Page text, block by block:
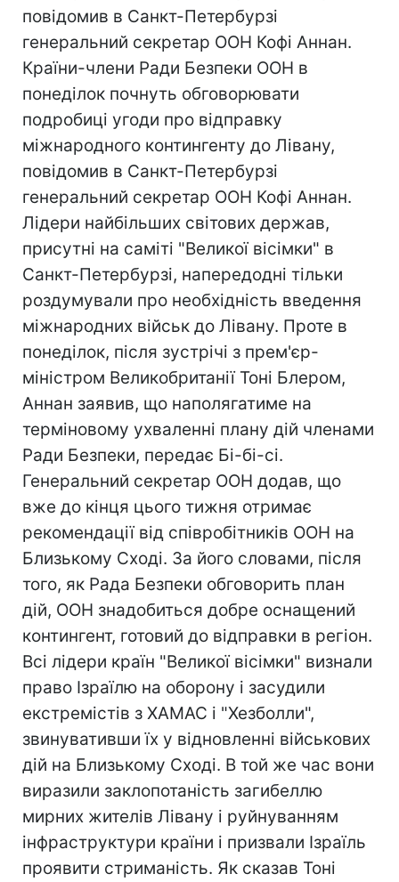
повідомив в Санкт-Петербурзі
генеральний секретар ООН Кофі Аннан.
Країни-члени Ради Безпеки ООН в
понеділок почнуть обговорювати
подробиці угоди про відправку
міжнародного контингенту до Лівану,
повідомив в Санкт-Петербурзі
генеральний секретар ООН Кофі Аннан.
Лідери найбільших світових держав,
присутні на саміті "Великої вісімки" в
Санкт-Петербурзі, напередодні тільки
роздумували про необхідність введення
міжнародних військ до Лівану. Проте в
понеділок, після зустрічі з прем'єр-
міністром Великобританії Тоні Блером,
Аннан заявив, що наполягатиме на
терміновому ухваленні плану дій членами
Ради Безпеки, передає Бі-бі-сі.
Генеральний секретар ООН додав, що
вже до кінця цього тижня отримає
рекомендації від співробітників ООН на
Близькому Сході. За його словами, після
того, як Рада Безпеки обговорить план
дій, ООН знадобиться добре оснащений
контингент, готовий до відправки в регіон.
Всі лідери країн "Великої вісімки" визнали
право Ізраїлю на оборону і засудили
екстремістів з ХАМАС і "Хезболли",
звинувативши їх у відновленні військових
дій на Близькому Сході. В той же час вони
виразили заклопотаність загибеллю
мирних жителів Лівану і руйнуванням
інфраструктури країни і призвали Ізраїль
проявити стриманість. Як сказав Тоні